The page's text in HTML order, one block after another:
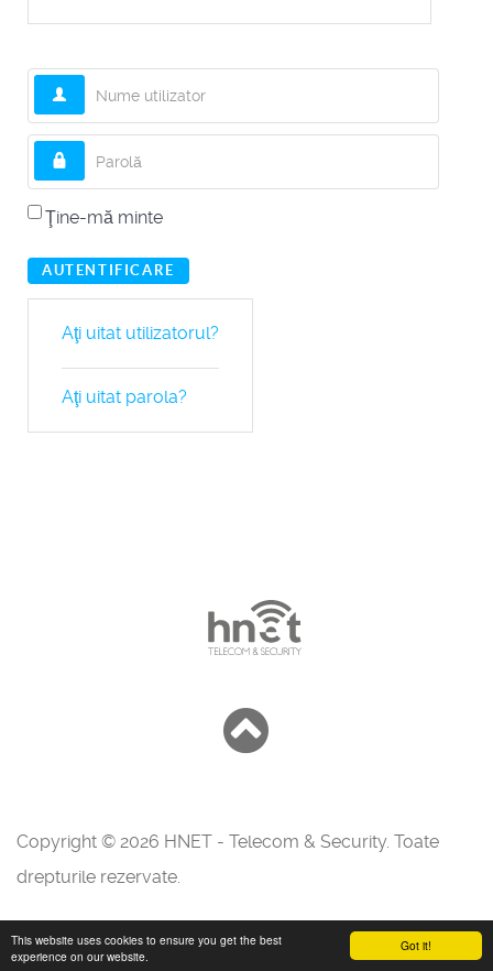
Got it!
This website uses cookies to ensure you get the best
experience on our website.
Ţine-mă minte
AUTENTIFICARE
Aţi uitat utilizatorul?
Aţi uitat parola?
Copyright © 2026 HNET - Telecom & Security. Toate
drepturile rezervate.